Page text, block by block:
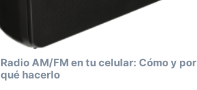
Radio AM/FM en tu celular: Cómo y por
qué hacerlo